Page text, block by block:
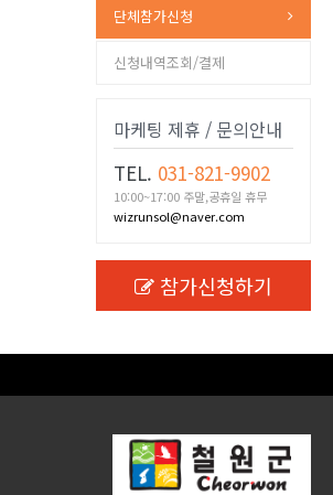
단체참가신청
신청내역조회/결제
마케팅 제휴 / 문의안내
TEL. 031-821-9902
10:00~17:00 주말,공휴일 휴무
wizrunsol@naver.com
참가신청하기